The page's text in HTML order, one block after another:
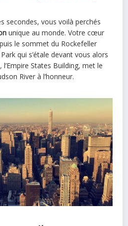
secondes, vous voilà perchés
unique au monde. Votre cœur
le sommet du Rockefeller
qui s’étale devant vous alors
States Building, met le
River à l’honneur.